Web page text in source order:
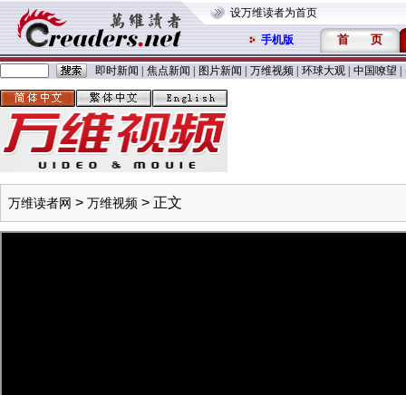
设万维读者为首页
手机版 首 页
即时新闻 焦点新闻 图片新闻 万维视频 环球大观 中国嘹望
万维读者网 > 万维视频 > 正文